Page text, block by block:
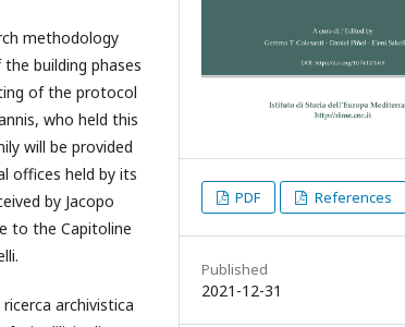
methodology
building phases
of the protocol
who held this
will be provided
offices held by its
by Jacopo
to the Capitoline
archivistica
PDF References
Published
2021-12-31